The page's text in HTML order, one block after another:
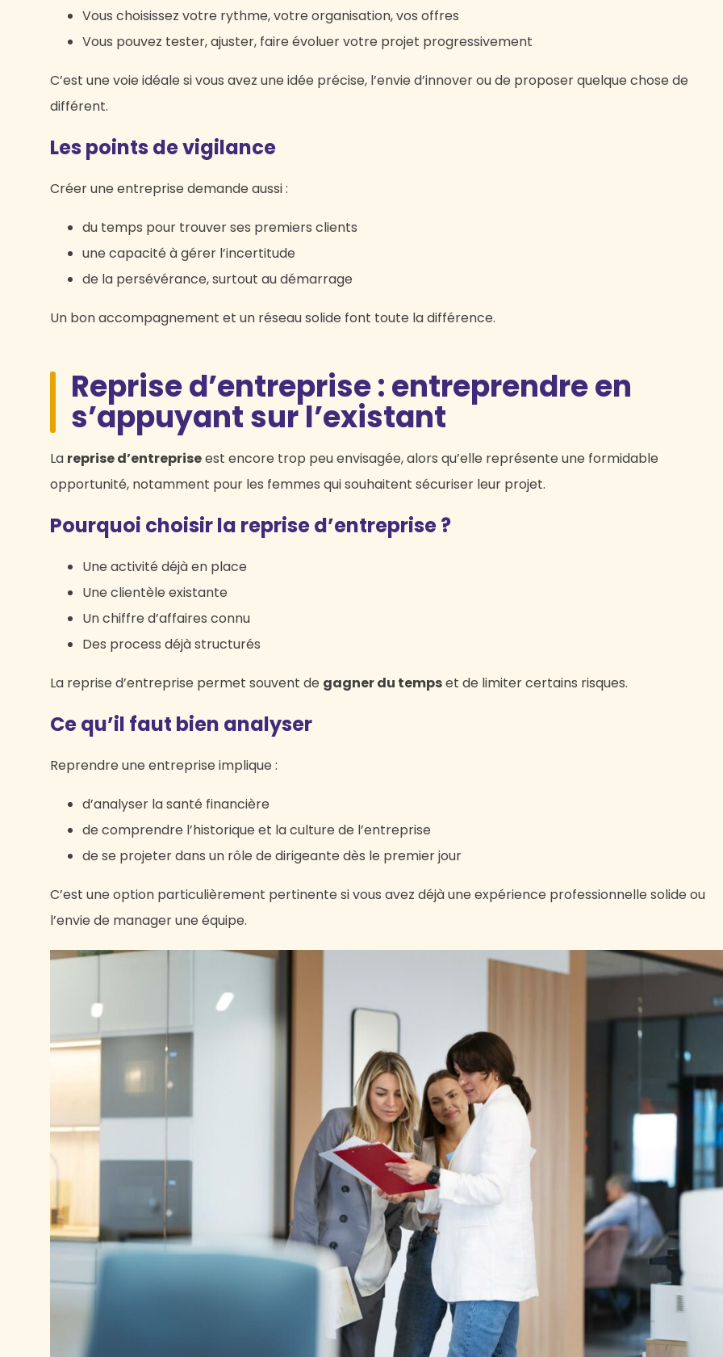
Vous choisissez votre rythme, votre organisation, vos offres
Vous pouvez tester, ajuster, faire évoluer votre projet progressivement
C’est une voie idéale si vous avez une idée précise, l’envie d’innover ou de proposer quelque chose de
différent.
Les points de vigilance
Créer une entreprise demande aussi :
du temps pour trouver ses premiers clients
une capacité à gérer l’incertitude
de la persévérance, surtout au démarrage
Un bon accompagnement et un réseau solide font toute la différence.
Reprise d’entreprise : entreprendre en
s’appuyant sur l’existant
La reprise d’entrepriseest encore trop peu envisagée, alors qu’elle représente une formidable
opportunité, notamment pour les femmes qui souhaitent sécuriser leur projet.
Pourquoi choisir la reprise d’entreprise ?
Une activité déjà en place
Une clientèle existante
Un chiffre d’affaires connu
Des process déjà structurés
La reprise d’entreprise permet souvent de gagner du tempset de limiter certains risques.
Ce qu’il faut bien analyser
Reprendre une entreprise implique :
d’analyser la santé financière
de comprendre l’historique et la culture de l’entreprise
de se projeter dans un rôle de dirigeante dès le premier jour
C’est une option particulièrement pertinente si vous avez déjà une expérience professionnelle solide ou
l’envie de manager une équipe.